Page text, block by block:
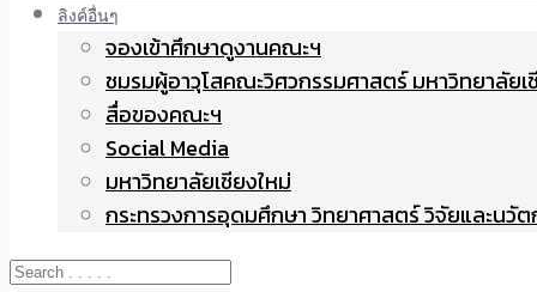
ลิงค์อื่นๆ
จองเข้าศึกษาดูงานคณะฯ
ชมรมผู้อาวุโสคณะวิศวกรรมศาสตร์ มหาวิทยาลัยเ
สื่อของคณะฯ
Social Media
มหาวิทยาลัยเชียงใหม่
กระทรวงการอุดมศึกษา วิทยาศาสตร์ วิจัยและนวั